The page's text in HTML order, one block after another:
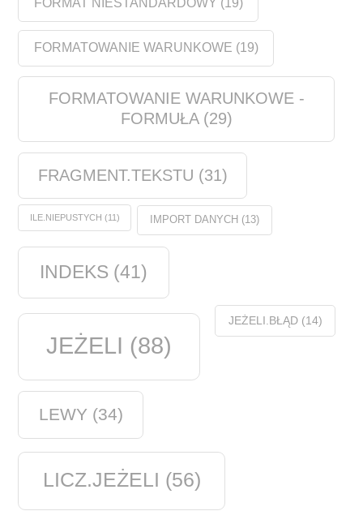
FORMATOWANIE WARUNKOWE (19)
FORMATOWANIE WARUNKOWE -
FORMUŁA(29)
FRAGMENT.TEKSTU (31)
ILE.NIEPUSTYCH (11) IMPORT DANYCH (13)
INDEKS (41)
JEŻELI (88)
JEŻELI.BŁĄD(14)
LEWY (34)
LICZ.JEŻELI (56)